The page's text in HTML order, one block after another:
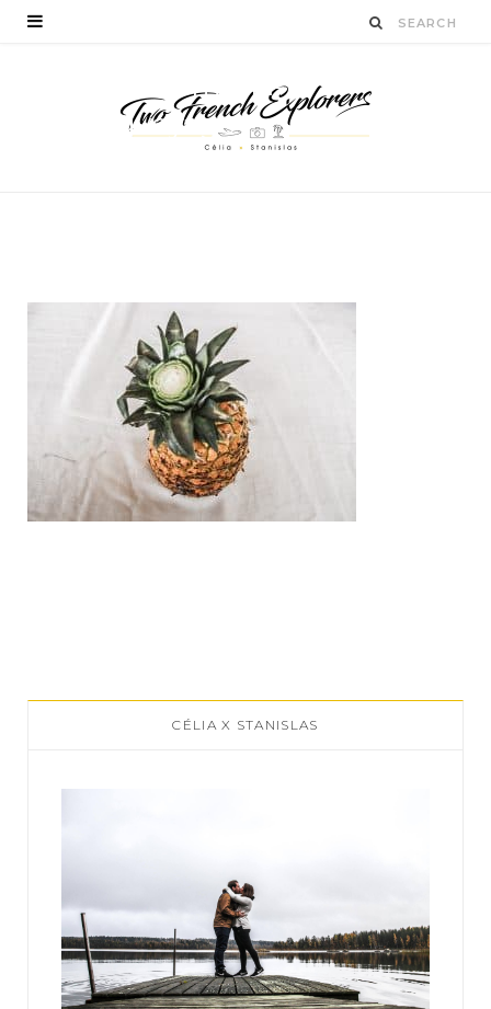
hotelvsamana-
blogvoyage-
twofrenchexplorers-2
CÉLIA X STANISLAS